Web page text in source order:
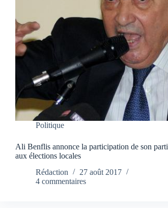
Politique
Ali Benflis annonce la participation de son parti
aux élections locales
Rédaction
27 août 2017
4 commentaires